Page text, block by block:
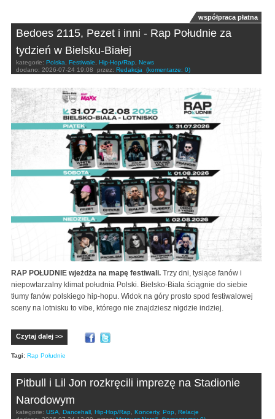
współpraca płatna
Bedoes 2115, Pezet i inni - Rap Południe za
tydzień w Bielsku-Białej
kategorie: Polska Festiwale Hip-Hop/Rap
News
dodano: 2026-07-24 19:08 przez: Redakcja (komentarze: 0)
RAP POŁUDNIE wjeżdża na mapę festiwali. Trzy dni, tysiące fanów i
niepowtarzalny klimat południa Polski. Bielsko-Biała ściągnie do siebie
tłumy fanów polskiego hip-hopu. Widok na góry prosto spod festiwalowej
sceny na lotnisku to vibe, którego nie znajdziesz nigdzie indziej.
Czytaj dalej >>
Tagi: Rap Południe
Pitbull i Lil Jon rozkręcili imprezę na Stadionie
Narodowym
kategorie: USA Dancehall Hip-Hop/Rap Koncerty, Pop
Relacje